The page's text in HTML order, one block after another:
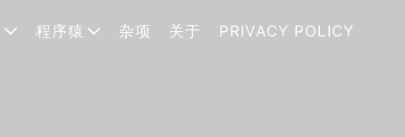
程序猿 杂项 关于 PRIVACY POLICY